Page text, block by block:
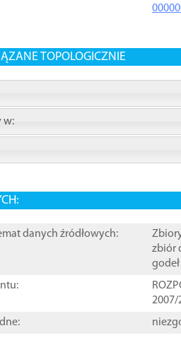
TOPOLOGICZNIE
w:
danych źródłowych:
zbiór
2007/